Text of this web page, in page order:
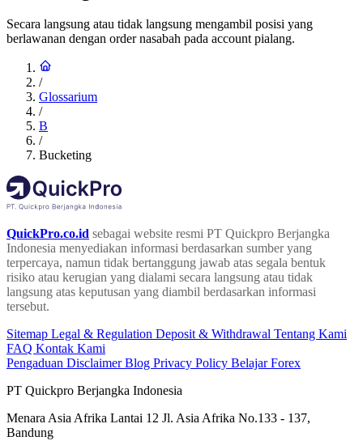
Secara langsung atau tidak langsung mengambil posisi yang
berlawanan dengan order nasabah pada account pialang.
/
Glossarium
/
B
/
Bucketing
QuickPro.co.id sebagai website resmi PT Quickpro Berjangka
Indonesia menyediakan informasi berdasarkan sumber yang
terpercaya, namun tidak bertanggung jawab atas segala bentuk
risiko atau kerugian yang dialami secara langsung atau tidak
langsung atas keputusan yang diambil berdasarkan informasi
tersebut.
Sitemap Legal & Regulation Deposit & Withdrawal Tentang Kami
FAQ Kontak Kami
Pengaduan DisclaimerBlog Privacy Policy Belajar Forex
PT Quickpro Berjangka Indonesia
Menara Asia Afrika Lantai 12 Jl. Asia Afrika No.133 - 137,
Bandung